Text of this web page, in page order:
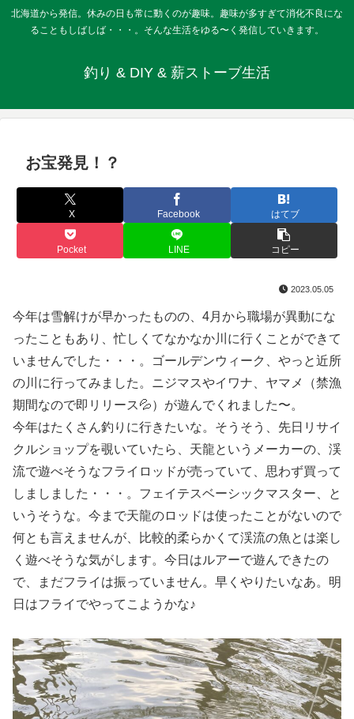
北海道から発信。休みの日も常に動くのが趣味。趣味が多すぎて消化不良にな
ることもしばしば・・・。そんな生活をゆる〜く発信していきます。
釣り & DIY & 薪ストーブ生活
お宝発見！？
X Facebook はてブ
Pocket LINE コピー
2023.05.05
今年は雪解けが早かったものの、4月から職場が異動にな
ったこともあり、忙しくてなかなか川に行くことができて
いませんでした・・・。ゴールデンウィーク、やっと近所
の川に行ってみました。ニジマスやイワナ、ヤマメ（禁漁
期間なので即リリース💦）が遊んでくれました〜。
今年はたくさん釣りに行きたいな。そうそう、先日リサイ
クルショップを覗いていたら、天龍というメーカーの、渓
流で遊べそうなフライロッドが売っていて、思わず買って
しましました・・・。フェイテスベーシックマスター、と
いうそうな。今まで天龍のロッドは使ったことがないので
何とも言えませんが、比較的柔らかくて渓流の魚とは楽し
く遊べそうな気がします。今日はルアーで遊んできたの
で、まだフライは振っていません。早くやりたいなあ。明
日はフライでやってこようかな♪